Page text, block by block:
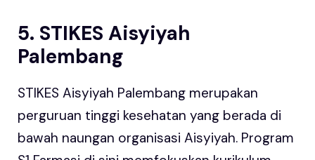
5. STIKES Aisyiyah
Palembang
STIKES Aisyiyah Palembang merupakan
perguruan tinggi kesehatan yang berada di
bawah naungan organisasi Aisyiyah. Program